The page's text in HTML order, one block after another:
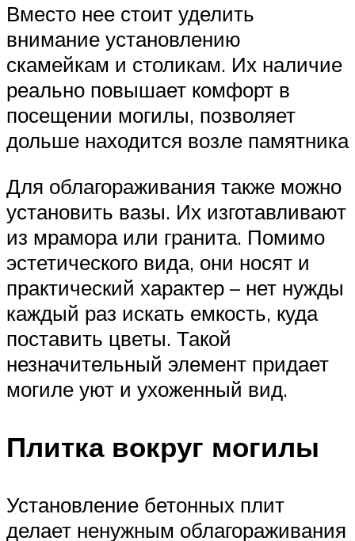
Вместо нее стоит уделить
внимание установлению
скамейкам и столикам. Их наличие
реально повышает комфорт в
посещении могилы, позволяет
дольше находится возле памятника
Для облагораживания также можно
установить вазы. Их изготавливают
из мрамора или гранита. Помимо
эстетического вида, они носят и
практический характер – нет нужды
каждый раз искать емкость, куда
поставить цветы. Такой
незначительный элемент придает
могиле уют и ухоженный вид.
Плитка вокруг могилы
Установление бетонных плит
делает ненужным облагораживания